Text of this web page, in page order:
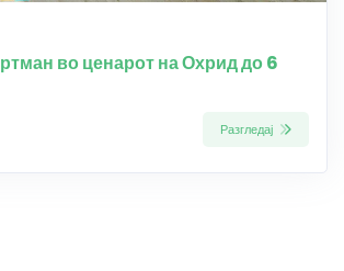
во ценарот на Охрид до 6
Разгледај